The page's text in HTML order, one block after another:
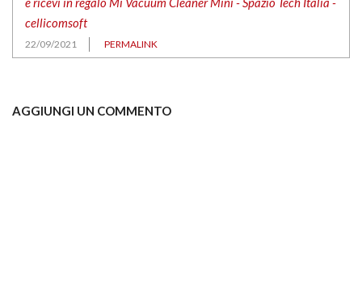
cellicomsoft
22/09/2021 PERMALINK
AGGIUNGI UN COMMENTO